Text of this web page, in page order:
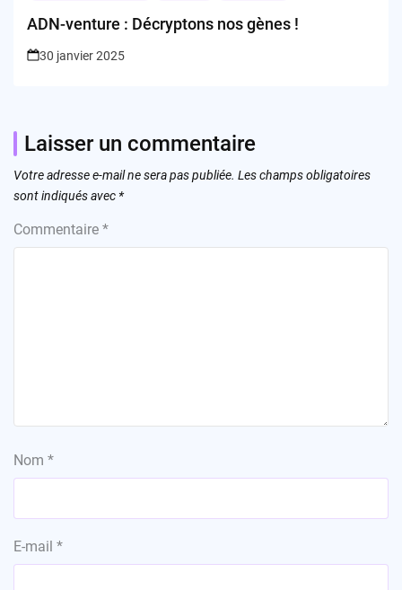
ADN-venture : Décryptons nos gènes !
30 janvier 2025
Laisser un commentaire
Votre adresse e-mail ne sera pas publiée. Les champs obligatoires
sont indiqués avec *
Commentaire *
Nom *
E-mail *